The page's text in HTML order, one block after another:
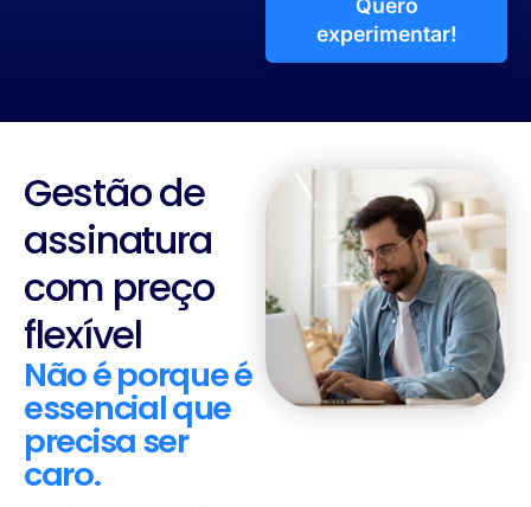
Quero
experimentar!
Gestão de
assinatura
com preço
flexível
Não é porque é
essencial que
precisa ser
caro.